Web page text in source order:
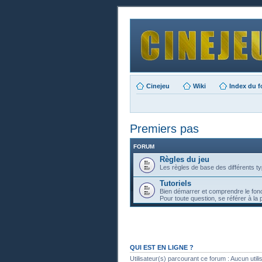
Cinejeu Wiki Index du
Premiers pas
FORUM
Règles du jeu
Les règles de base des différents
Tutoriels
Bien démarrer et comprendre le
Pour toute question, se référer à la
QUI EST EN LIGNE ?
Utilisateur(s) parcourant ce forum : Aucun